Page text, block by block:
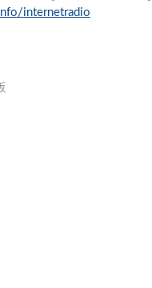
internetradio